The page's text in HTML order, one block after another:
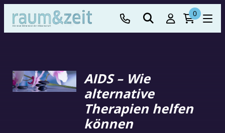
0
AIDS – Wie
alternative
Therapien helfen
können